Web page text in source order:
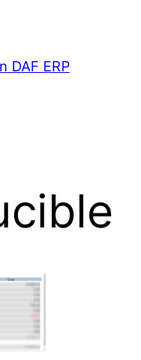
DAF ERP